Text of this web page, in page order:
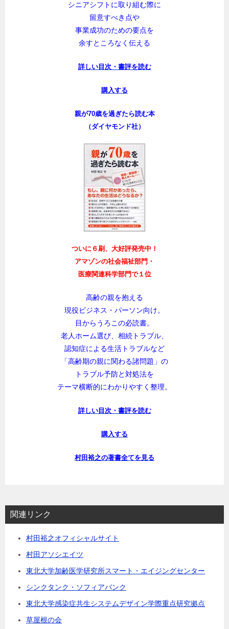
シニアシフトに取り組む際に
留意すべき点や
事業成功のための要点を
余すところなく伝える
詳しい目次・書評を読む
購入する
親が70歳を過ぎたら読む本
（ダイヤモンド社）
ついに６刷、大好評発売中！
アマゾンの社会福祉部門・
医療関連科学部門で１位
高齢の親を抱える
現役ビジネス・パーソン向け。
目からうろこの必読書。
老人ホーム選び、相続トラブル、
認知症による生活トラブルなど
「高齢期の親に関わる諸問題」の
トラブル予防と対処法を
テーマ横断的にわかりやすく整理。
詳しい目次・書評を読む
購入する
村田裕之の著書全てを見る
関連リンク
村田裕之オフィシャルサイト
村田アソシエイツ
東北大学加齢医学研究所スマート・エイジングセンター
シンクタンク・ソフィアバンク
東北大学感染症共生システムデザイン学際重点研究拠点
草屋根の会